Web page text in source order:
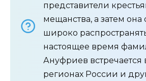
представители
мещанства, а затем она
широко
настоящее время
Ануфриев встречается
регионах России и